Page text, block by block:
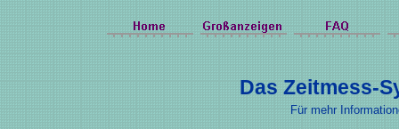
Das Zeitmess-
Für mehr